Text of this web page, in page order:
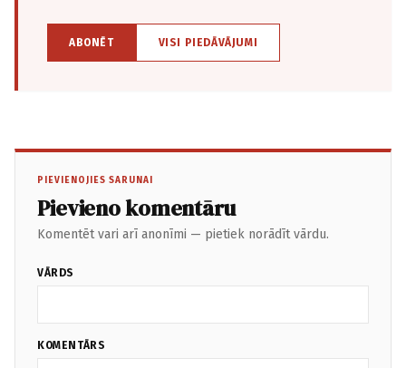
ABONĒT VISI PIEDĀVĀJUMI
PIEVIENOJIES SARUNAI
Pievieno komentāru
Komentēt vari arī anonīmi — pietiek norādīt vārdu.
VĀRDS
KOMENTĀRS